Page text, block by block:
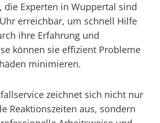
die Experten in Wuppertal sind
erreichbar, um schnell Hilfe
ihre Erfahrung und
können sie effizient Probleme
minimieren.
zeichnet sich nicht nur
Reaktionszeiten aus, sondern